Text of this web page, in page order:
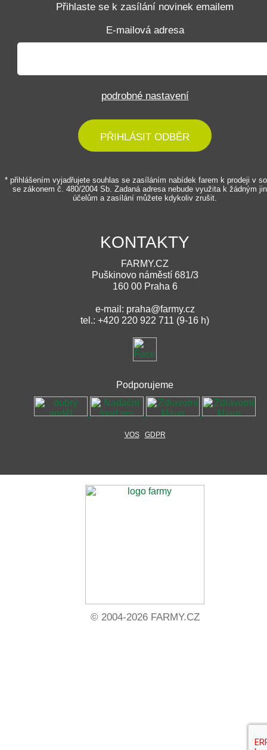
Přihlaste se k zasílání novinek emailem
E-mailová adresa
podrobné nastavení
PŘIHLÁSIT ODBĚR
* přihlášením vyjadřujete souhlas se zasíláním nabídek farem k prodeji v
se zákonem č. 480/2004 Sb. Zadaná adresa nebude využita k žádným
účelům a zasílání můžete kdykoliv zrušit.
KONTAKTY
FARMY.CZ
Puškinovo náměstí 681/3
160 00 Praha 6
e-mail: praha@farmy.cz
tel.: +420 220 922 711 (9-16 h)
Podporujeme
VOS GDPR
© 2004-2026 FARMY.CZ